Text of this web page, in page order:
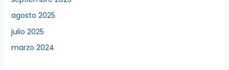
agosto 2025
julio 2025
marzo 2024